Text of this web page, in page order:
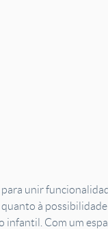
unir
à possibilidade
infantil. Com um